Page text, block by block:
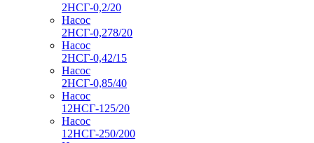
2НСГ-0,2/20
Насос
2НСГ-0,278/20
Насос
2НСГ-0,42/15
Насос
2НСГ-0,85/40
Насос
12НСГ-125/20
Насос
12НСГ-250/200